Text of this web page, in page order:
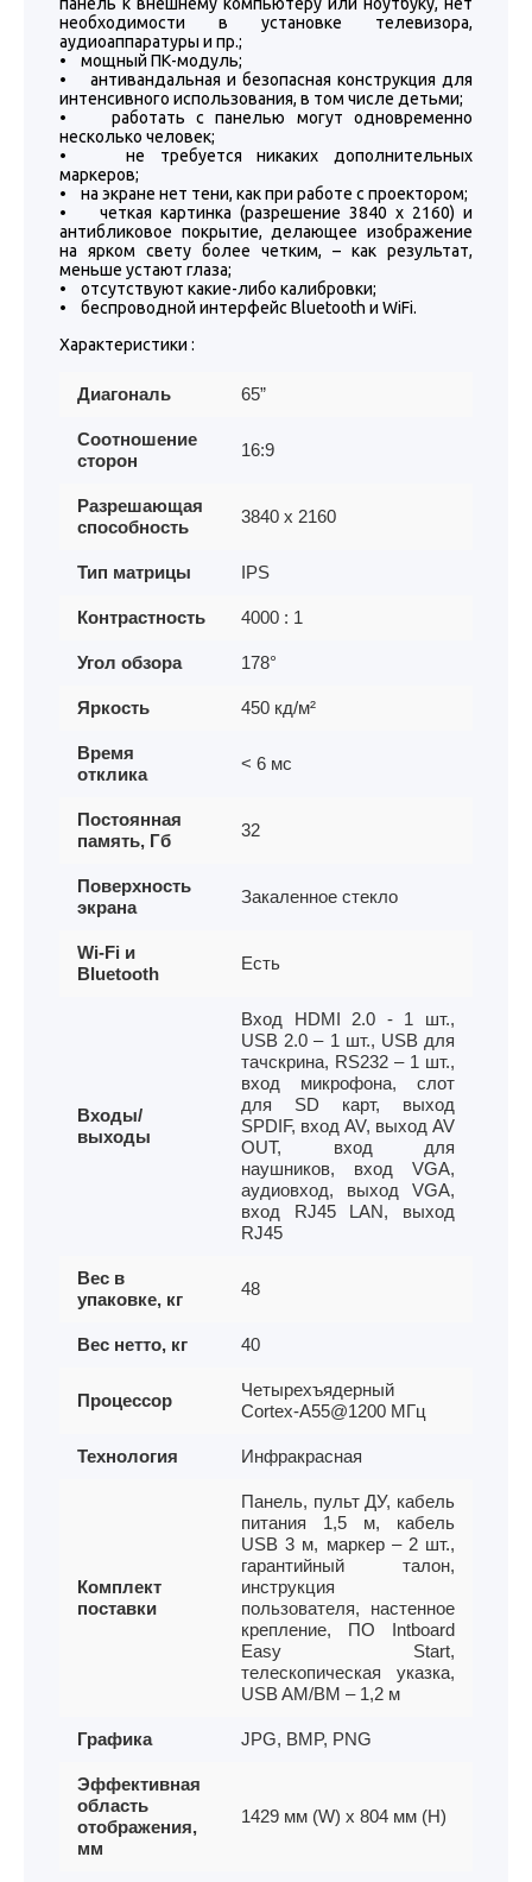
панель к внешнему компьютеру или ноутбуку, нет
необходимости в установке телевизора,
аудиоаппаратуры и пр.;
• мощный ПК-модуль;
• антивандальная и безопасная конструкция для
интенсивного использования, в том числе детьми;
• работать с панелью могут одновременно
несколько человек;
• не требуется никаких дополнительных
маркеров;
• на экране нет тени, как при работе с проектором;
• четкая картинка (разрешение 3840 х 2160) и
антибликовое покрытие, делающее изображение
на ярком свету более четким, – как результат,
меньше устают глаза;
• отсутствуют какие-либо калибровки;
• беспроводной интерфейс Bluetooth и WiFi.
Характеристики :
Диагональ 65”
Соотношение
сторон
16:9
Разрешающая
способность
3840 x 2160
Тип матрицы IPS
Контрастность 4000 : 1
Угол обзора 178°
Яркость 450 кд/м²
Время
отклика
< 6 мс
Постоянная
память, Гб
32
Поверхность
экрана
Закаленное стекло
Wi-Fi и
Bluetooth
Есть
Входы/
выходы
Вход HDMI 2.0 - 1 шт.,
USB 2.0 – 1 шт., USB для
тачскрина, RS232 – 1 шт.,
вход микрофона, слот
для SD карт, выход
SPDIF, вход AV, выход AV
OUT, вход для
наушников, вход VGA,
аудиовход, выход VGA,
вход RJ45 LAN, выход
RJ45
Вес в
упаковке, кг
48
Вес нетто, кг 40
Процессор
Четырехъядерный
Cortex-A55@1200 МГц
Технология Инфракрасная
Комплект
поставки
Панель, пульт ДУ, кабель
питания 1,5 м, кабель
USB 3 м, маркер – 2 шт.,
гарантийный талон,
инструкция
пользователя, настенное
крепление, ПО Intboard
Easy Start,
телескопическая указка,
USB AM/BM – 1,2 м
Графика JPG, BMP, PNG
Эффективная
область
отображения,
мм
1429 мм (W) x 804 мм (H)